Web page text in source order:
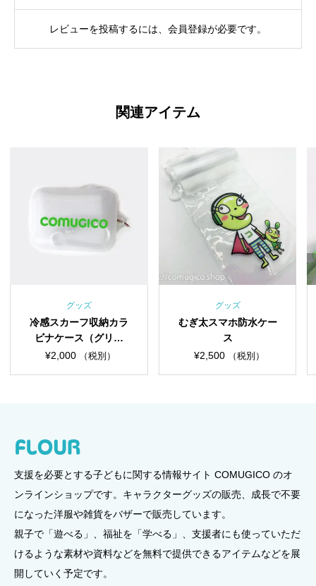
レビューを投稿するには、会員登録が必要です。
関連アイテム
カーフ収納カラ
ース（グリー
カバンにつけて
（税別）
むぎ太スマホ防水ケー
（税別）
チェアベ
在
支援を必要とする子どもに関する情報サイト COMUGICO のオ
ンラインショップです。キャラクターグッズの販売、成長で不要
になった洋服や雑貨をバザーで販売しています。
親子で「遊べる」、福祉を「学べる」、支援者にも使っていただ
けるような素材や資料などを無料で提供できるアイテムなどを展
開していく予定です。